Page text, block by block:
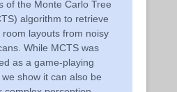
of the Monte Carlo Tree
algorithm to retrieve
layouts from noisy
While MCTS was
as a game-playing
show it can also be